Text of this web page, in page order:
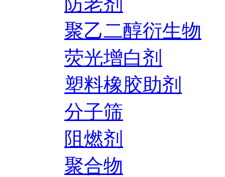
聚乙二醇衍生物
荧光增白剂
塑料橡胶助剂
分子筛
阻燃剂
聚合物